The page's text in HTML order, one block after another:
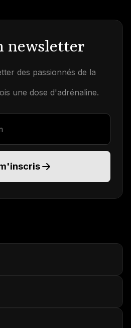
newsletter
des passionnés de la
une dose d'adrénaline.